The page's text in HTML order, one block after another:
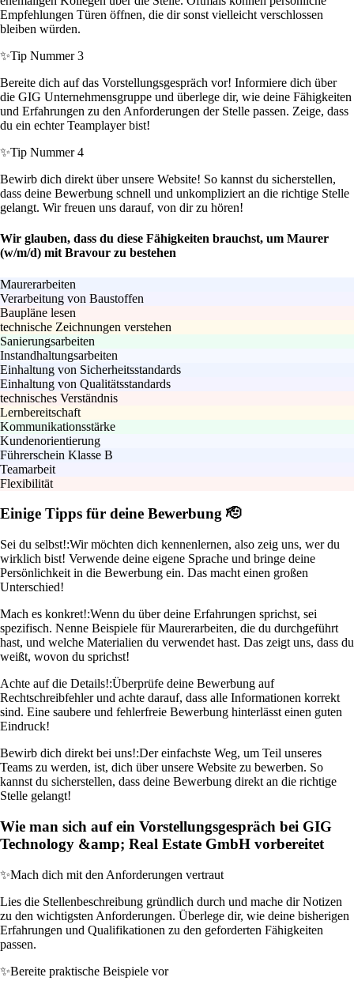
Empfehlungen Türen öffnen, die dir sonst vielleicht verschlossen
bleiben würden.
✨Tip Nummer 3
Bereite dich auf das Vorstellungsgespräch vor! Informiere dich über
die GIG Unternehmensgruppe und überlege dir, wie deine Fähigkeiten
und Erfahrungen zu den Anforderungen der Stelle passen. Zeige, dass
du ein echter Teamplayer bist!
✨Tip Nummer 4
Bewirb dich direkt über unsere Website! So kannst du sicherstellen,
dass deine Bewerbung schnell und unkompliziert an die richtige Stelle
gelangt. Wir freuen uns darauf, von dir zu hören!
Wir glauben, dass du diese Fähigkeiten brauchst, um Maurer
(w/m/d) mit Bravour zu bestehen
Maurerarbeiten
Verarbeitung von Baustoffen
Baupläne lesen
technische Zeichnungen verstehen
Sanierungsarbeiten
Instandhaltungsarbeiten
Einhaltung von Sicherheitsstandards
Einhaltung von Qualitätsstandards
technisches Verständnis
Lernbereitschaft
Kommunikationsstärke
Kundenorientierung
Führerschein Klasse B
Teamarbeit
Flexibilität
Einige Tipps für deine Bewerbung 🫡
Sei du selbst!:Wir möchten dich kennenlernen, also zeig uns, wer du
wirklich bist! Verwende deine eigene Sprache und bringe deine
Persönlichkeit in die Bewerbung ein. Das macht einen großen
Unterschied!
Mach es konkret!:Wenn du über deine Erfahrungen sprichst, sei
spezifisch. Nenne Beispiele für Maurerarbeiten, die du durchgeführt
hast, und welche Materialien du verwendet hast. Das zeigt uns, dass du
weißt, wovon du sprichst!
Achte auf die Details!:Überprüfe deine Bewerbung auf
Rechtschreibfehler und achte darauf, dass alle Informationen korrekt
sind. Eine saubere und fehlerfreie Bewerbung hinterlässt einen guten
Eindruck!
Bewirb dich direkt bei uns!:Der einfachste Weg, um Teil unseres
Teams zu werden, ist, dich über unsere Website zu bewerben. So
kannst du sicherstellen, dass deine Bewerbung direkt an die richtige
Stelle gelangt!
Wie man sich auf ein Vorstellungsgespräch bei GIG
Technology &amp; Real Estate GmbH vorbereitet
✨Mach dich mit den Anforderungen vertraut
Lies die Stellenbeschreibung gründlich durch und mache dir Notizen
zu den wichtigsten Anforderungen. Überlege dir, wie deine bisherigen
Erfahrungen und Qualifikationen zu den geforderten Fähigkeiten
passen.
✨Bereite praktische Beispiele vor